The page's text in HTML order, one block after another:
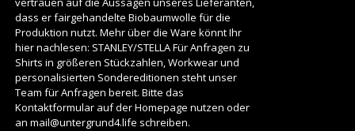
dass er fairgehandelte Biobaumwolle für die
Produktion nutzt. Mehr über die Ware könnt Ihr
hier nachlesen: STANLEY/STELLAFür Anfragen zu
Shirts in größeren Stückzahlen, Workwear und
personalisierten Sondereditionen steht unser
Team für Anfragen bereit. Bitte das
Kontaktformular auf der Homepage nutzen oder
an mail@untergrund4.life schreiben.